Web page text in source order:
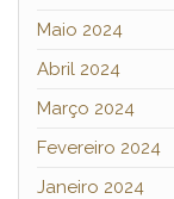
Maio 2024
Abril 2024
Março 2024
Fevereiro 2024
Janeiro 2024